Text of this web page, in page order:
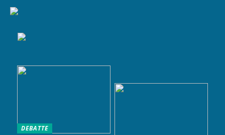
DEBATTE